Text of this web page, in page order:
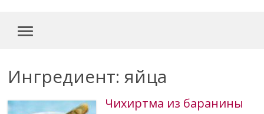
MENU
Ингредиент: яйца
Чихиртма из баранины